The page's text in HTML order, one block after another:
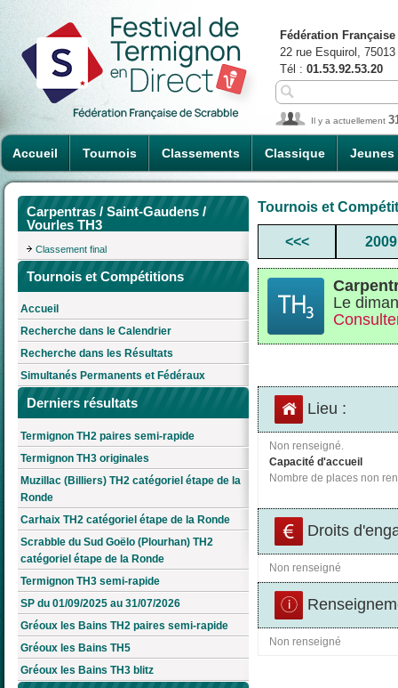
Accueil Tournois Classements Classique Jeunes
Fédération
22 rue Esquirol,
Tél : 01.53.92.53.20
Il y a actuellement
Carpentras / Saint-Gaudens /
Vourles TH3
Classement final
Tournois et Compétitions
Accueil
Recherche dans le Calendrier
Recherche dans les Résultats
Simultanés Permanents et Fédéraux
Derniers résultats
Termignon TH2 paires semi-rapide
Termignon TH3 originales
Muzillac (Billiers) TH2 catégoriel étape de la
Ronde
Carhaix TH2 catégoriel étape de la Ronde
Scrabble du Sud Goëlo (Plourhan) TH2
catégoriel étape de la Ronde
Termignon TH3 semi-rapide
SP du 01/09/2025 au 31/07/2026
Gréoux les Bains TH2 paires semi-rapide
Gréoux les Bains TH5
Gréoux les Bains TH3 blitz
Tournois et
<<< 2009
Le
Lieu :
Non renseigné.
Capacité d'accueil
Nombre de places non
Droits
Non renseigné
Non renseigné